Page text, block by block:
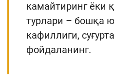
камайтиринг ёки
турлари – бошқа
кафиллиги,
фойдаланинг.